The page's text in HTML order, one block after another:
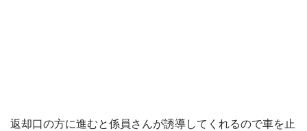
返却口の方に進むと係員さんが誘導してくれるので車を止